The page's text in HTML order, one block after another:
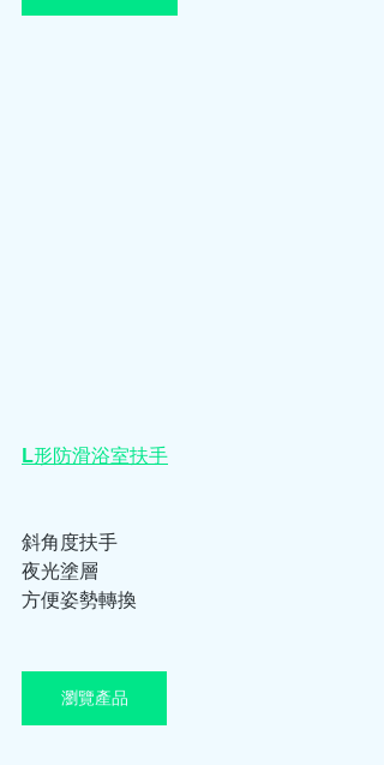
L形防滑浴室扶手
斜角度扶手
夜光塗層
方便姿勢轉換
瀏覽產品